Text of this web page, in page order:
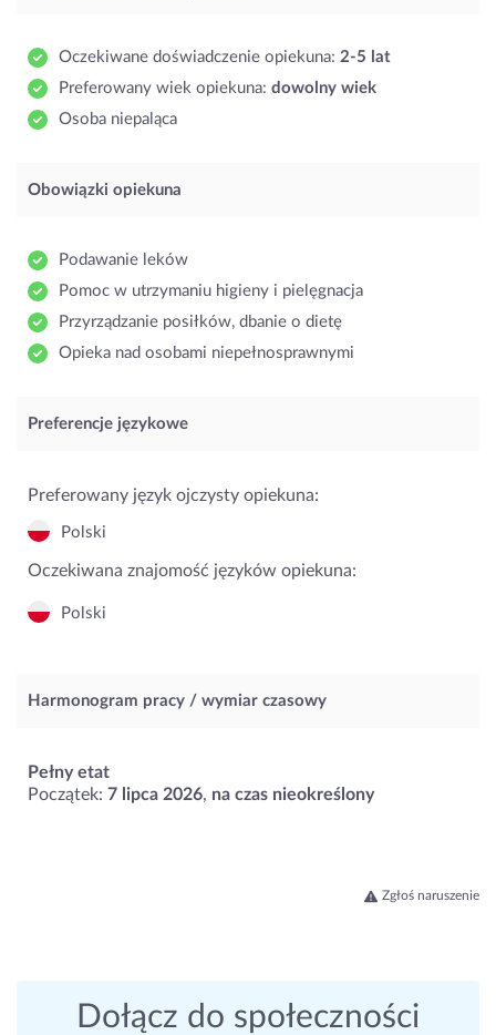
Oczekiwane doświadczenie opiekuna: 2-5 lat
Preferowany wiek opiekuna: dowolny wiek
Osoba niepaląca
Obowiązki opiekuna
Podawanie leków
Pomoc w utrzymaniu higieny i pielęgnacja
Przyrządzanie posiłków, dbanie o dietę
Opieka nad osobami niepełnosprawnymi
Preferencje językowe
Preferowany język ojczysty opiekuna:
Polski
Oczekiwana znajomość języków opiekuna:
Polski
Harmonogram pracy / wymiar czasowy
Pełny etat
Początek: 7 lipca 2026, na czas nieokreślony
Zgłoś naruszenie
Dołącz do społeczności